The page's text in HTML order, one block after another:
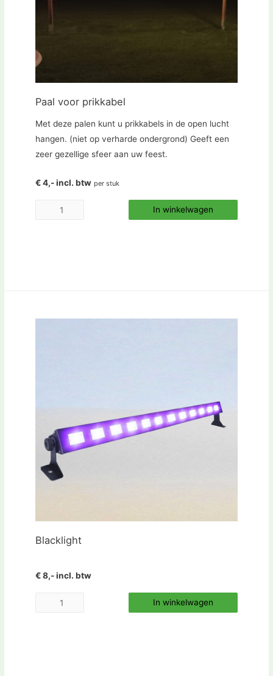
Paal voor prikkabel
Met deze palen kunt u prikkabels in de open lucht
hangen. (niet op verharde ondergrond) Geeft een
zeer gezellige sfeer aan uw feest.
€ 4,- incl. btw per stuk
In winkelwagen
Blacklight
€ 8,- incl. btw
In winkelwagen